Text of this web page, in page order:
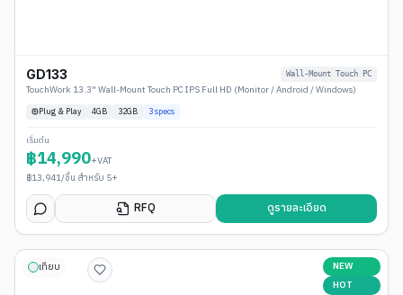
GD133 Wall-Mount Touch PC
TouchWork 13.3" Wall-Mount Touch PC IPS Full HD (Monitor / Android / Windows)
Plug & Play 4GB 32GB 3specs
เริ่มต้น
฿14,990+VAT
฿13,941/ชิ้น สำหรับ 5+
RFQ ดูรายละเอียด
เทียบ
NEW
HOT